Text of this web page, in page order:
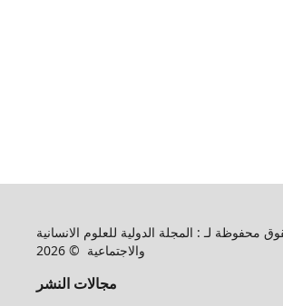
محفوظة لـ : المجلة الدولية للعلوم الانسانية
والاجتماعية © 2026
مجالات النشر